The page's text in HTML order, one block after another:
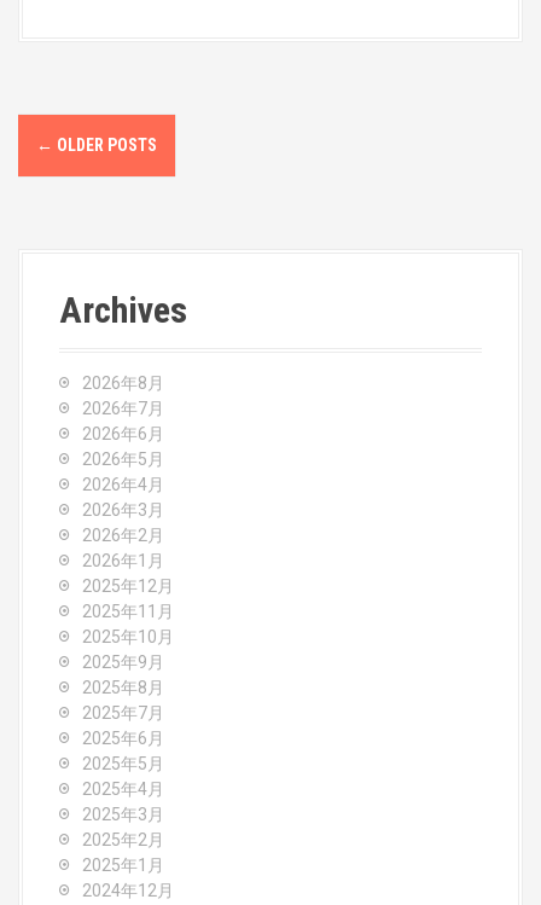
P
o
← OLDER POSTS
Archives
2026年8月
2026年7月
2026年6月
2026年5月
2026年4月
2026年3月
2026年2月
2026年1月
2025年12月
2025年11月
2025年10月
2025年9月
2025年8月
2025年7月
2025年6月
2025年5月
2025年4月
2025年3月
2025年2月
2025年1月
2024年12月